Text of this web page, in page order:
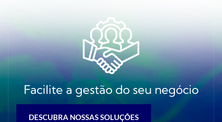
Facilite a gestão do seu negócio
DESCUBRA NOSSAS SOLUÇÕES